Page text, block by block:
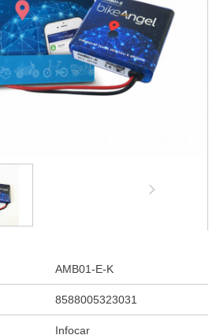
AMB01-E-K
8588005323031
Infocar